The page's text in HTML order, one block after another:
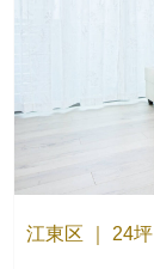
江東区 ｜ 24坪